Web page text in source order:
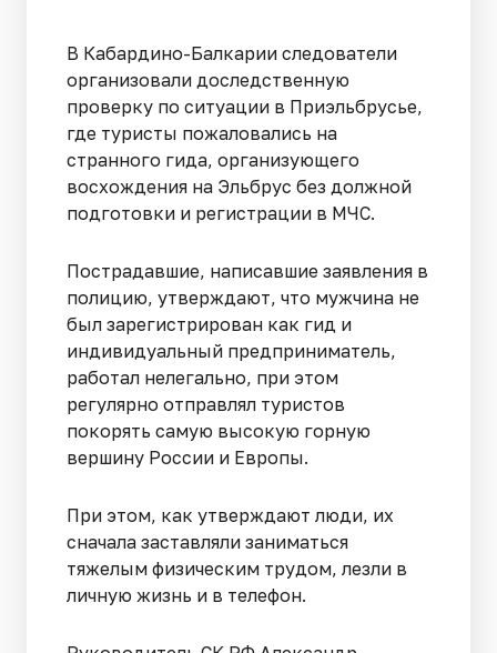
В Кабардино-Балкарии следователи
организовали доследственную
проверку по ситуации в Приэльбрусье,
где туристы пожаловались на
странного гида, организующего
восхождения на Эльбрус без должной
подготовки и регистрации в МЧС.
Пострадавшие, написавшие заявления в
полицию, утверждают, что мужчина не
был зарегистрирован как гид и
индивидуальный предприниматель,
работал нелегально, при этом
регулярно отправлял туристов
покорять самую высокую горную
вершину России и Европы.
При этом, как утверждают люди, их
сначала заставляли заниматься
тяжелым физическим трудом, лезли в
личную жизнь и в телефон.